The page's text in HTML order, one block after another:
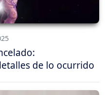
de lo ocurrido